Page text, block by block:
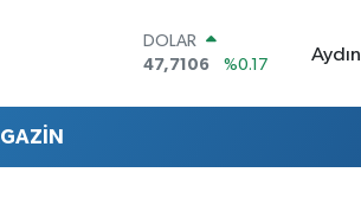
DOLAR
47,7106
%0.17
Aydın